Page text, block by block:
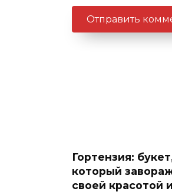
Гортензия:
который
своей красотой и